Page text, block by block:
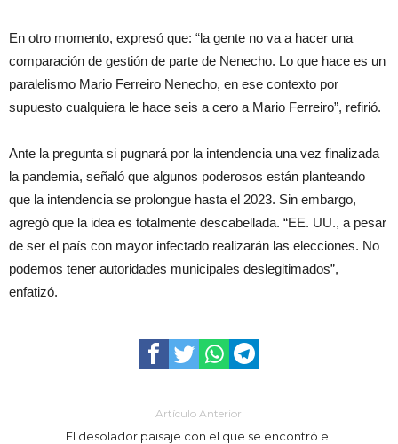
En otro momento, expresó que: “la gente no va a hacer una
comparación de gestión de parte de Nenecho. Lo que hace es un
paralelismo Mario Ferreiro Nenecho, en ese contexto por
supuesto cualquiera le hace seis a cero a Mario Ferreiro”, refirió.
Ante la pregunta si pugnará por la intendencia una vez finalizada
la pandemia, señaló que algunos poderosos están planteando
que la intendencia se prolongue hasta el 2023. Sin embargo,
agregó que la idea es totalmente descabellada. “EE. UU., a pesar
de ser el país con mayor infectado realizarán las elecciones. No
podemos tener autoridades municipales deslegitimados”,
enfatizó.
Artículo Anterior
El desolador paisaje con el que se encontró el